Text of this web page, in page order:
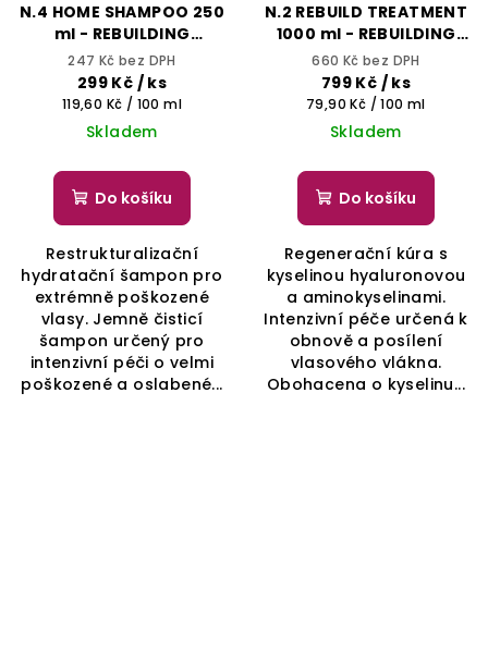
N.4 HOME SHAMPOO 250
ml - REBUILDING
TREATMENT - SELECTIVE
PROFESSIONAL
247 Kč bez DPH
299 Kč / ks
Měrná
cena:
119,60 Kč / 100 ml
Skladem
Do košíku
Restrukturalizační
hydratační šampon pro
extrémně poškozené
vlasy. Jemně čisticí
šampon určený pro
intenzivní péči o velmi
poškozené a oslabené...
N.2 REBUILD TREATMENT
1000 ml - REBUILDING
TREATMENT - SELECTIVE
PROFESSIONAL
660 Kč bez DPH
799 Kč / ks
Měrná
cena:
79,90 Kč / 100 ml
Skladem
Do košíku
Regenerační kúra s
kyselinou hyaluronovou
a aminokyselinami.
Intenzivní péče určená k
obnově a posílení
vlasového vlákna.
Obohacena o kyselinu...